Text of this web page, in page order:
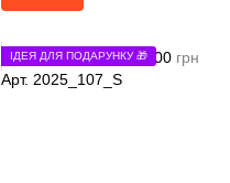
ІДЕЯ ДЛЯ ПОДАРУНКУ 🎁